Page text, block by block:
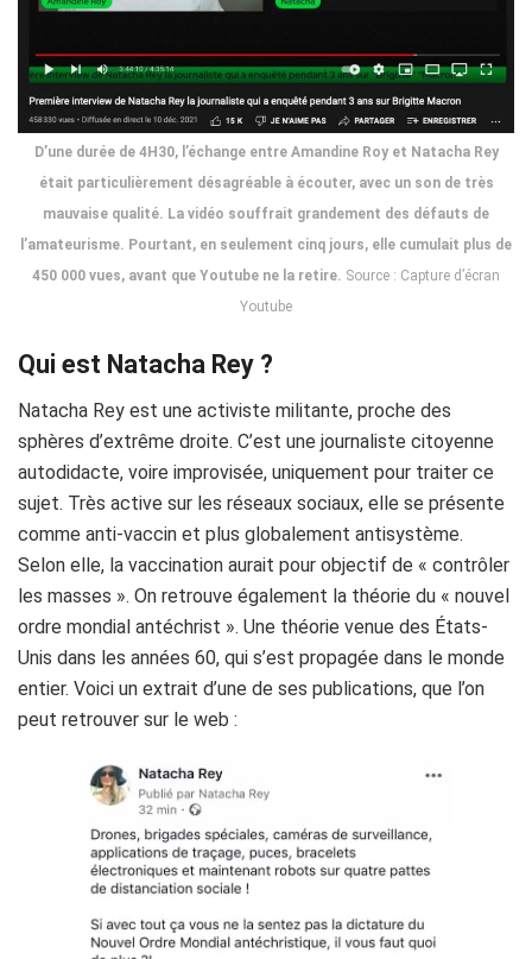
D’une durée de 4H30, l’échange entre Amandine Roy et Natacha Rey
était particulièrement désagréable à écouter, avec un son de très
mauvaise qualité. La vidéo souffrait grandement des défauts de
l’amateurisme. Pourtant, en seulement cinq jours, elle cumulait plus de
450 000 vues, avant que Youtube ne la retire. Source : Capture d’écran
Youtube
Qui est Natacha Rey ?
Natacha Rey est une activiste militante, proche des
sphères d’extrême droite. C’est une journaliste citoyenne
autodidacte, voire improvisée, uniquement pour traiter ce
sujet. Très active sur les réseaux sociaux, elle se présente
comme anti-vaccin et plus globalement antisystème.
Selon elle, la vaccination aurait pour objectif de « contrôler
les masses ». On retrouve également la théorie du « nouvel
ordre mondial antéchrist ». Une théorie venue des États-
Unis dans les années 60, qui s’est propagée dans le monde
entier. Voici un extrait d’une de ses publications, que l’on
peut retrouver sur le web :